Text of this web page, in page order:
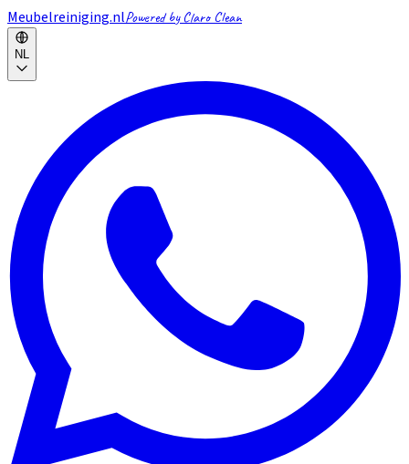
Meubelreiniging.nlPowered by Claro Clean
NL